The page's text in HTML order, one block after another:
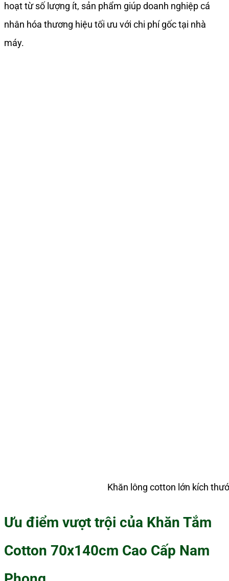
hoạt từ số lượng ít, sản phẩm giúp doanh nghiệp cá
nhân hóa thương hiệu tối ưu với chi phí gốc tại nhà
máy.
Khăn lông cotton lớn kích
Ưu điểm vượt trội của Khăn Tắm
Cotton 70x140cm Cao Cấp Nam